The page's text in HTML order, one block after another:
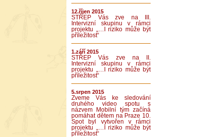
12.říjen 2015
STŘEP Vás zve na III.
Intervizní skupinu v rámci
projektu „…I riziko může být
příležitost“
1.září 2015
STŘEP Vás zve na II.
Intervizní skupinu v rámci
projektu „…I riziko může být
příležitost“
5.srpen 2015
Zveme Vás ke sledování
druhého video spotu s
názvem Mobilní tým začíná
pomáhat dětem na Praze 10.
Spot byl vytvořen v rámci
projektu „…I riziko může být
příležitost“